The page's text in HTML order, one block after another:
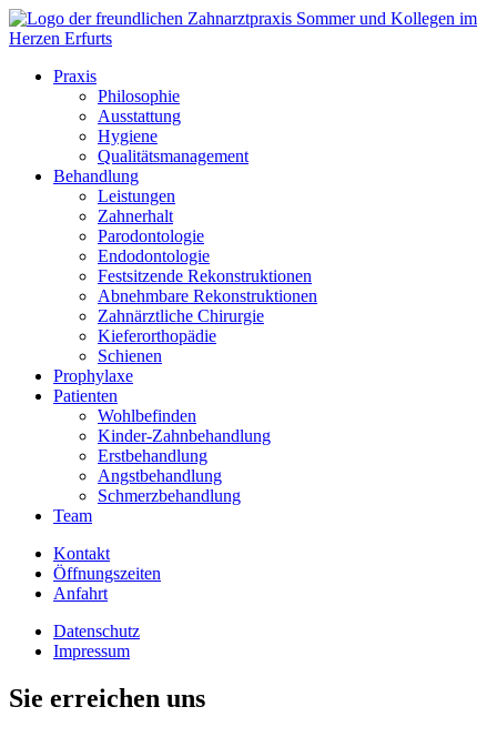
Praxis
Philosophie
Ausstattung
Hygiene
Qualitätsmanagement
Behandlung
Leistungen
Zahnerhalt
Parodontologie
Endodontologie
Festsitzende Rekonstruktionen
Abnehmbare Rekonstruktionen
Zahnärztliche Chirurgie
Kieferorthopädie
Schienen
Prophylaxe
Patienten
Wohlbefinden
Kinder-Zahnbehandlung
Erstbehandlung
Angstbehandlung
Schmerzbehandlung
Team
Kontakt
Öffnungszeiten
Anfahrt
Datenschutz
Impressum
Sie erreichen uns